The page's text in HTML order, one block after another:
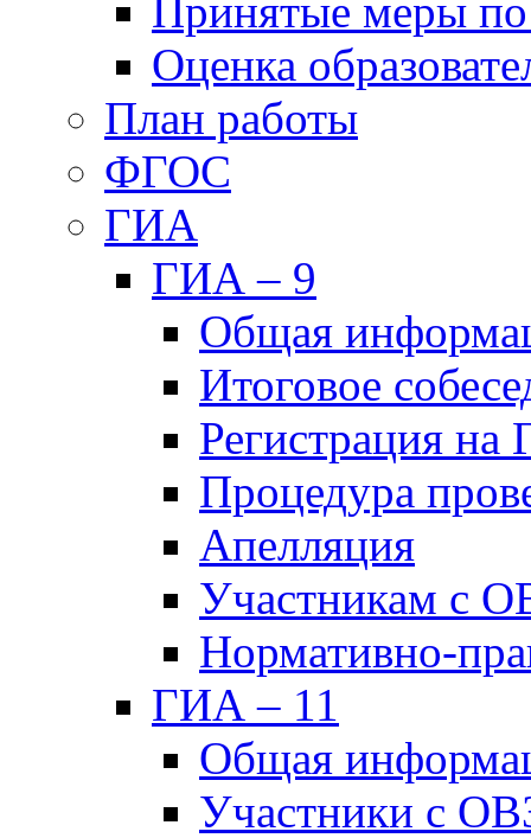
Принятые меры
Оценка
План работы
ФГОС
ГИА
ГИА – 9
Общая
Итоговое
Регистрация
Процедура
Апелляция
Участникам с
Нормативно-
ГИА – 11
Общая
Участники с